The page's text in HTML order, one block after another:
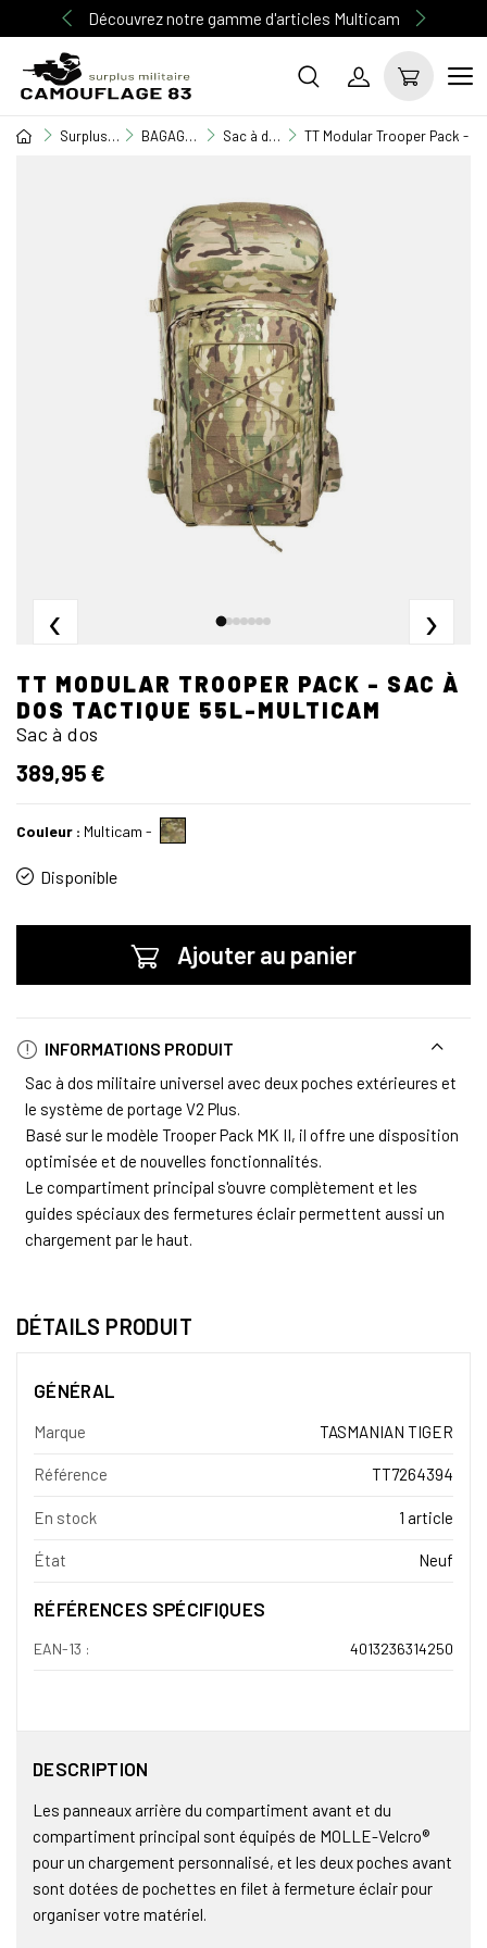
Découvrez notre gamme d'articles Multicam
Surplus Militaire BAGAGERIE MILITAIRE Sac à dos TT Modular Trooper Pack -
‹ ›
TT MODULAR TROOPER PACK - SAC À
DOS TACTIQUE 55L-MULTICAM
Sac à dos
389,95 €
Couleur : Multicam -
Disponible
Ajouter au panier
INFORMATIONS PRODUIT
Sac à dos militaire universel avec deux poches extérieures et
le système de portage V2 Plus.
Basé sur le modèle Trooper Pack MK II, il offre une disposition
optimisée et de nouvelles fonctionnalités.
Le compartiment principal s'ouvre complètement et les
guides spéciaux des fermetures éclair permettent aussi un
chargement par le haut.
DÉTAILS PRODUIT
GÉNÉRAL
Marque TASMANIAN TIGER
Référence TT7264394
En stock 1 article
État Neuf
RÉFÉRENCES SPÉCIFIQUES
EAN-13 : 4013236314250
DESCRIPTION
Les panneaux arrière du compartiment avant et du
compartiment principal sont équipés de MOLLE-Velcro®
pour un chargement personnalisé, et les deux poches avant
sont dotées de pochettes en filet à fermeture éclair pour
organiser votre matériel.